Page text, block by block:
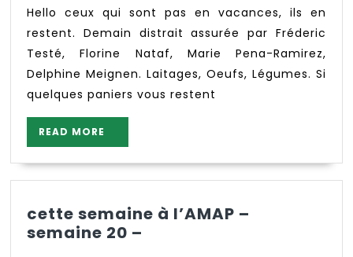
Oeufs,
Légumes
Hello ceux qui sont pas en vacances, ils en
restent. Demain distrait assurée par Fréderic
Testé, Florine Nataf, Marie Pena-Ramirez,
Delphine Meignen. Laitages, Oeufs, Légumes. Si
quelques paniers vous restent
READ MORE
MORE
cette semaine à l’AMAP –
semaine 20 –